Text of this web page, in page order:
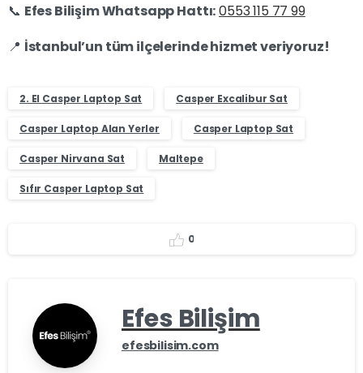
📞 Efes Bilişim Whatsapp Hattı:0553 115 77 99
📍 İstanbul’un tüm ilçelerinde hizmet veriyoruz!
2. El Casper Laptop Sat Casper Excalibur Sat
Casper Laptop Alan Yerler Casper Laptop Sat
Casper Nirvana Sat Maltepe
Sıfır Casper Laptop Sat
0
Efes Bilişim
efesbilisim.com